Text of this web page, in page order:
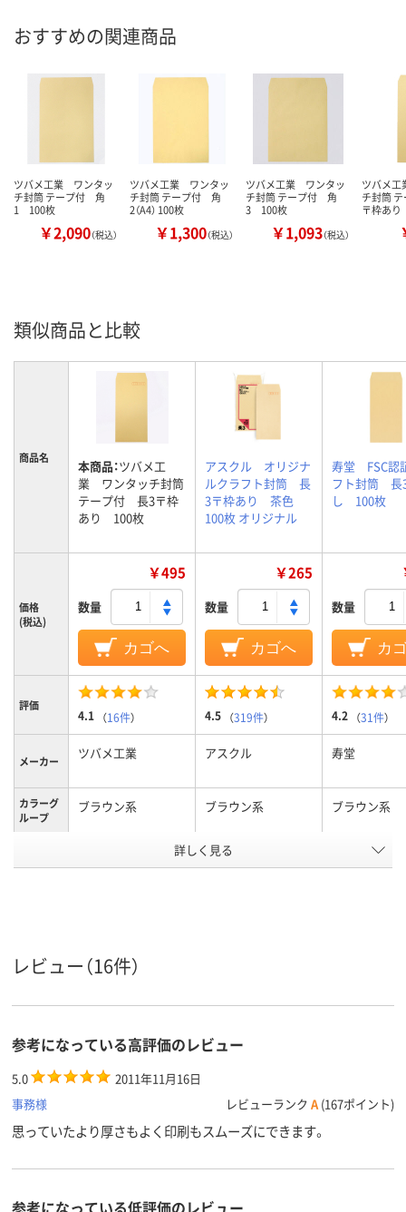
おすすめの関連商品
ツバメ工業 ワンタッ
チ封筒 テープ付 角
1 100枚
￥2,090（税込）
ツバメ工業 ワンタッ
チ封筒 テープ付 角
2（A4） 100枚
￥1,300（税込）
ツバメ工業 ワンタッ
チ封筒 テープ付 角
3 100枚
￥1,093（税込）
ツバメ
チ封筒
〒枠あ
類似商品と比較
商品名 本商品：ツバメ工
業 ワンタッチ封筒
テープ付 長3〒枠
あり 100枚
アスクル オリジナ
ルクラフト封筒 長
3〒枠あり 茶色
100枚 オリジナル
寿堂 FSC認
フト封筒 長
し 100枚
価格
(税込)
￥495
数量
カゴへ
￥265
数量
カゴへ
数量
カ
評価
4.1 （16件） 4.5 （319件） 4.2 （31件）
メーカー ツバメ工業 アスクル 寿堂
カラーグ
ループ
ブラウン系 ブラウン系 ブラウン系
テープなし テープなし
留め具の
有無
なし
封筒裏面
アスクル
商品環境
スコア
詳しく見る
レビュー（16件）
参考になっている高評価のレビュー
5.0
2011年11月16日
事務様
レビューランク A (167ポイント)
思っていたより厚さもよく印刷もスムーズにできます。
参考になっている低評価のレビュー